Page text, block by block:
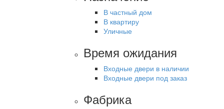
В частный дом
В квартиру
Уличные
Время ожидания
Входные двери в наличии
Входные двери под заказ
Фабрика